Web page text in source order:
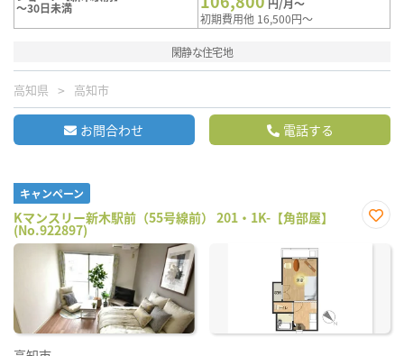
～30日未満
円/月～
初期費用他 16,500円～
閑静な住宅地
高知県 高知市
お問合わせ 電話する
キャンペーン
Kマンスリー新木駅前（55号線前） 201・1K-【角部屋】
(No.922897)
に入